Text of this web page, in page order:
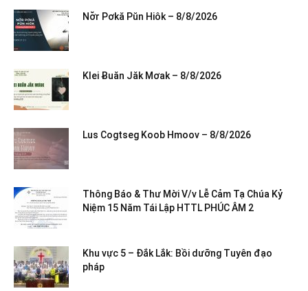
Nơ̆r Pơkă Pŭn Hiôk – 8/8/2026
Klei Ƀuăn Jăk Mơak – 8/8/2026
Lus Cogtseg Koob Hmoov – 8/8/2026
Thông Báo & Thư Mời V/v Lễ Cảm Tạ Chúa Kỷ
Niệm 15 Năm Tái Lập HTTL PHÚC ÂM 2
Khu vực 5 – Đắk Lắk: Bồi dưỡng Tuyên đạo
pháp